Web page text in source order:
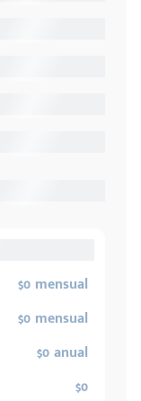
$0 mensual
$0 mensual
$0 anual
$0